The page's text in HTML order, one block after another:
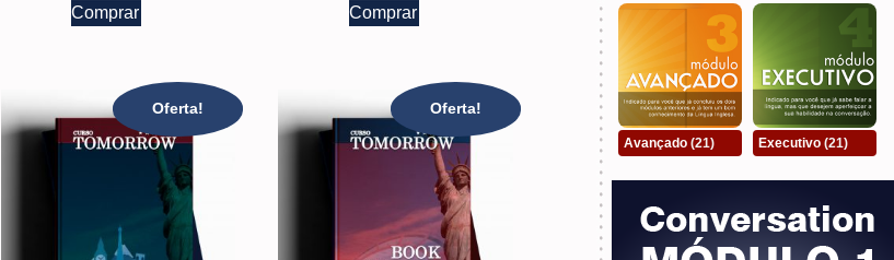
Comprar Comprar
Oferta! Oferta!
Avançado (21) Executivo (21)